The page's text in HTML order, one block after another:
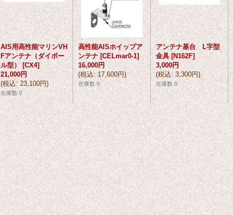
AIS用高性能マリンVH
Fアンテナ（ダイポー
ル型） [CX4]
21,000円
(税込: 23,100円)
在庫数 0
高性能AISホイップア
ンテナ [CELmar0-1]
16,000円
(税込: 17,600円)
在庫数 0
アンテナ基台 L字型
金具 [N162F]
3,000円
(税込: 3,300円)
在庫数 0